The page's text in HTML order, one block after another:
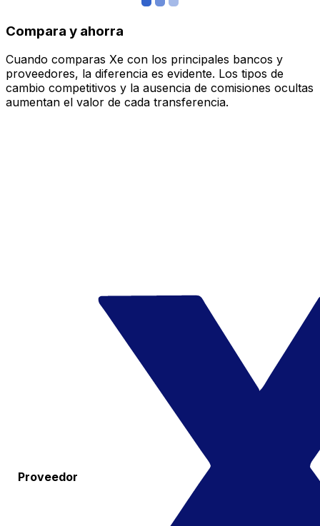
Compara y ahorra
Cuando comparas Xe con los principales bancos y
proveedores, la diferencia es evidente. Los tipos de
cambio competitivos y la ausencia de comisiones ocultas
aumentan el valor de cada transferencia.
Proveedor